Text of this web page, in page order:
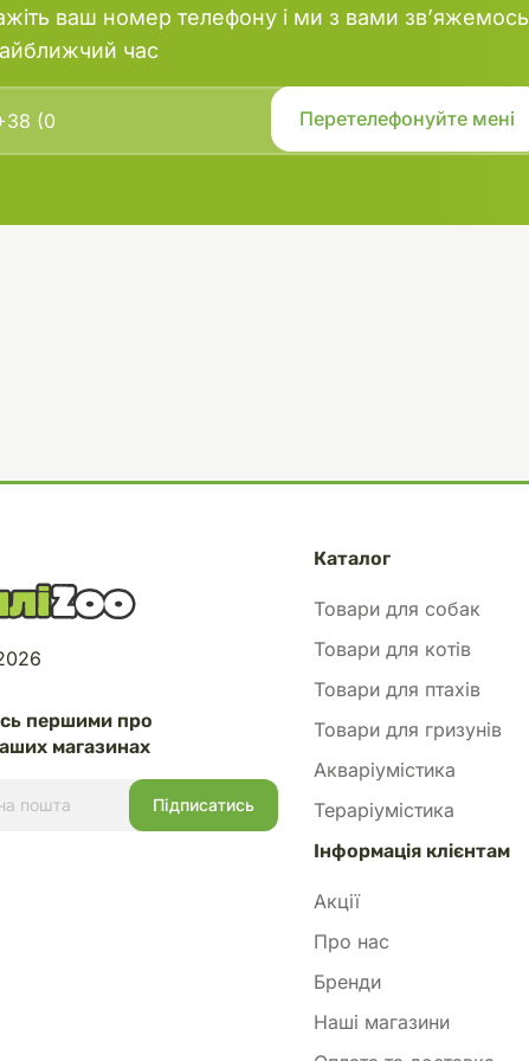
ваш номер телефону і ми з вами зв’яжемось
час
першими про
магазинах
Каталог
Товари для собак
Товари для котів
Товари для птахів
Товари для гризунів
Акваріумістика
Тераріумістика
Інформація клієнтам
Акції
Про нас
Бренди
Наші магазини